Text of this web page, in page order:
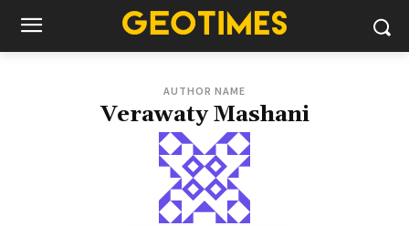
AUTHOR NAME
Verawaty Mashani